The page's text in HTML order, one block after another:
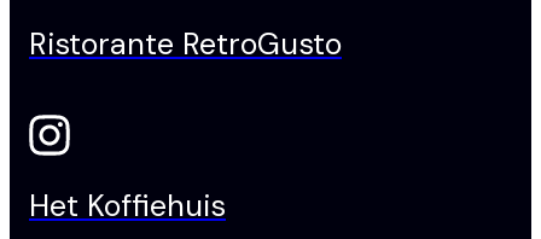
Ristorante RetroGusto
Het Koffiehuis